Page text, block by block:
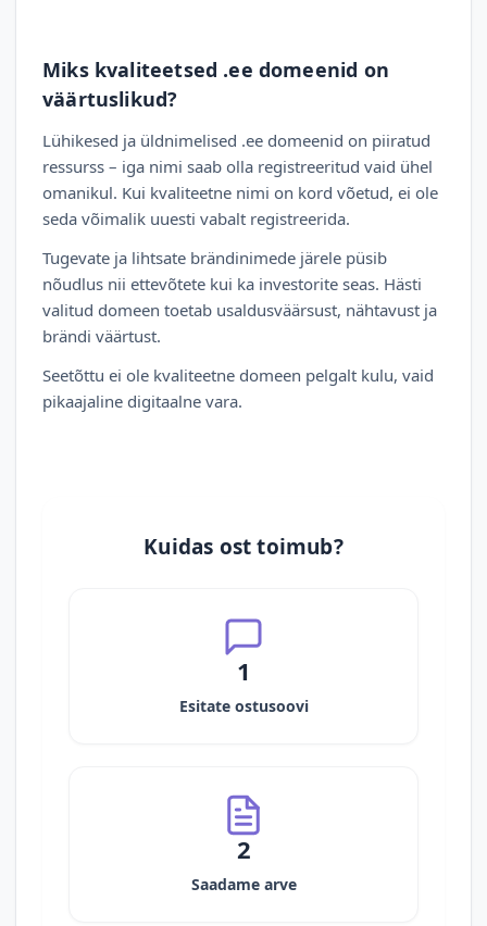
Miks kvaliteetsed .ee domeenid on
väärtuslikud?
Lühikesed ja üldnimelised .ee domeenid on piiratud
ressurss – iga nimi saab olla registreeritud vaid ühel
omanikul. Kui kvaliteetne nimi on kord võetud, ei ole
seda võimalik uuesti vabalt registreerida.
Tugevate ja lihtsate brändinimede järele püsib
nõudlus nii ettevõtete kui ka investorite seas. Hästi
valitud domeen toetab usaldusväärsust, nähtavust ja
brändi väärtust.
Seetõttu ei ole kvaliteetne domeen pelgalt kulu, vaid
pikaajaline digitaalne vara.
Kuidas ost toimub?
1
Esitate ostusoovi
2
Saadame arve